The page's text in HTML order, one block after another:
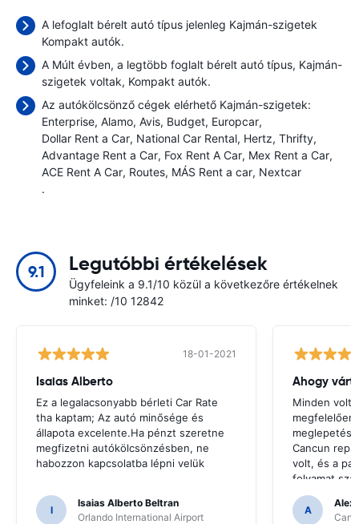
A lefoglalt bérelt autó típus jelenleg Kajmán-szigetek
Kompakt autók.
A Múlt évben, a legtöbb foglalt bérelt autó típus, Kajmán-
szigetek voltak, Kompakt autók.
Az autókölcsönző cégek elérhető Kajmán-szigetek:
Enterprise Alamo Avis Budget Europcar
Dollar Rent a Car National Car Rental Hertz Thrifty
Advantage Rent a Car Fox Rent A Car Mex Rent a Car
ACE Rent A Car Routes MÁS Rent a car Nextcar
.
9.1 Legutóbbi értékelések
Ügyfeleink a 9.1/10 közül a következőre értékelnek
minket: /10 12842
18-01-2021
Isaias Alberto
Ez a legalacsonyabb bérleti Car Rate
tha kaptam; Az autó minősége és
állapota excelente.Ha pénzt szeretne
megfizetni autókölcsönzésben, ne
habozzon kapcsolatba lépni velük
I
Isaias Alberto Beltran
Orlando International Airport
Ahogy
Minden volt
Cancun
volt, és a
folyamat
kezelték.
A
Alex